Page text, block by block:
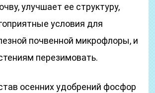
улучшает ее структуру,
условия для
почвенной микрофлоры, и
перезимовать.
осенних удобрений фосфор